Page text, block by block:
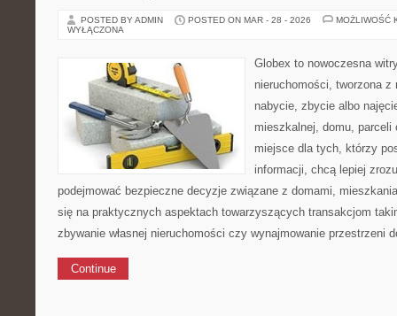
POSTED BY ADMIN POSTED ON MAR - 28 - 2026
MOŻLIWOŚĆ
WYŁĄCZONA
Globex to nowoczesna
nieruchomości, tworzona
nabycie, zbycie albo
mieszkalnej, domu, parceli
miejsce dla tych, którzy
informacji, chcą lepiej
podejmować bezpieczne decyzje związane z domami,
się na praktycznych aspektach towarzyszących transakcjom
zbywanie własnej nieruchomości czy wynajmowanie
Continue